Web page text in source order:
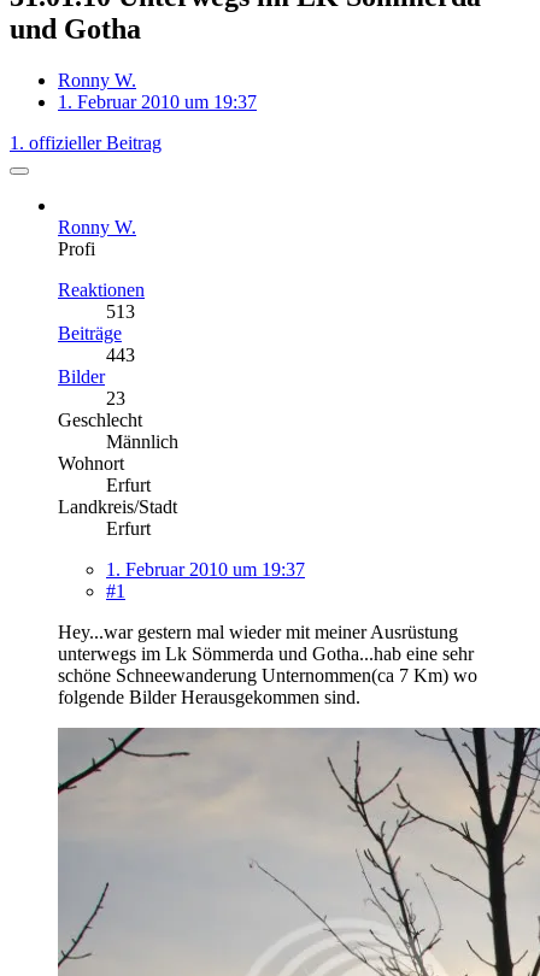
und Gotha
Ronny W.
1. Februar 2010 um 19:37
1. offizieller Beitrag
Ronny W.
Profi
Reaktionen
513
Beiträge
443
Bilder
23
Geschlecht
Männlich
Wohnort
Erfurt
Landkreis/Stadt
Erfurt
1. Februar 2010 um 19:37
#1
Hey...war gestern mal wieder mit meiner Ausrüstung
unterwegs im Lk Sömmerda und Gotha...hab eine sehr
schöne Schneewanderung Unternommen(ca 7 Km) wo
folgende Bilder Herausgekommen sind.